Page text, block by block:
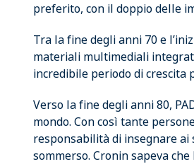
preferito, con il doppio delle
Tra la fine degli anni 70 e
materiali multimediali
incredibile periodo di crescita
Verso la fine degli anni 80,
mondo. Con così tante
responsabilità di insegnare ai
sommerso. Cronin sapeva